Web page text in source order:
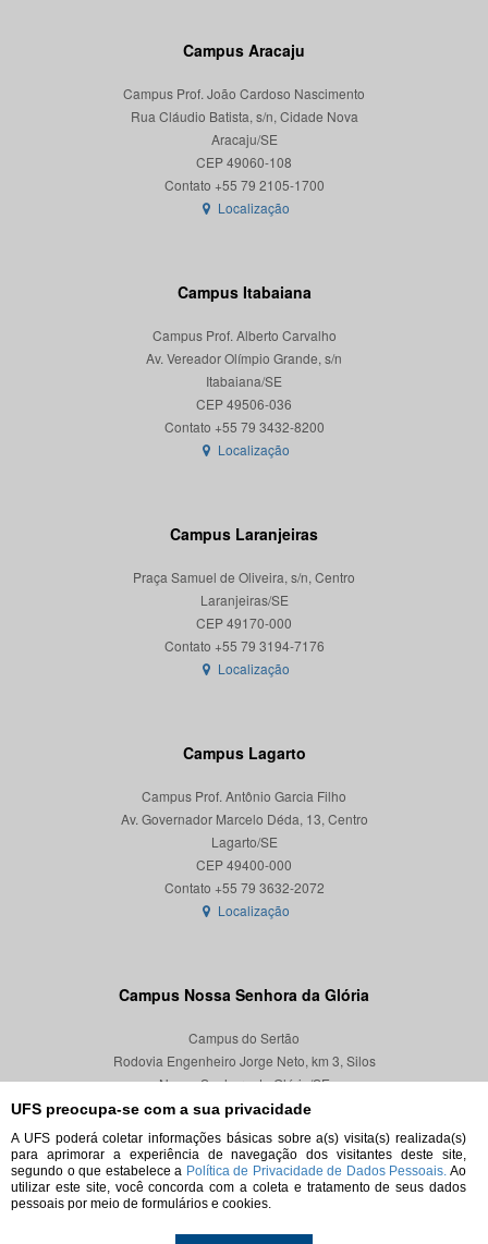
UFS preocupa-se com a sua privacidade
A UFS poderá coletar informações básicas sobre a(s) visita(s) realizada(s)
para aprimorar a experiência de navegação dos visitantes deste site,
segundo o que estabelece a Política de Privacidade de Dados Pessoais. Ao
utilizar este site, você concorda com a coleta e tratamento de seus dados
pessoais por meio de formulários e cookies.
Campus Aracaju
Campus Prof. João Cardoso Nascimento
Rua Cláudio Batista, s/n, Cidade Nova
Aracaju/SE
CEP 49060-108
Localização
Campus Itabaiana
Campus Prof. Alberto Carvalho
Av. Vereador Olímpio Grande, s/n
Itabaiana/SE
CEP 49506-036
Localização
Campus Laranjeiras
Praça Samuel de Oliveira, s/n, Centro
Laranjeiras/SE
CEP 49170-000
Localização
Campus Lagarto
Campus Prof. Antônio Garcia Filho
Av. Governador Marcelo Déda, 13, Centro
Lagarto/SE
CEP 49400-000
Localização
Campus Nossa Senhora da Glória
Campus do Sertão
Rodovia Engenheiro Jorge Neto, km 3, Silos
Nossa Senhora da Glória/SE
CEP 49680-000
Localização